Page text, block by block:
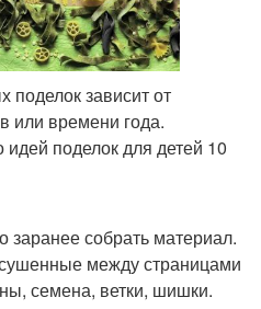
зависит от
или времени года.
поделок для детей 10
заранее собрать материал.
между страницами
семена, ветки, шишки.